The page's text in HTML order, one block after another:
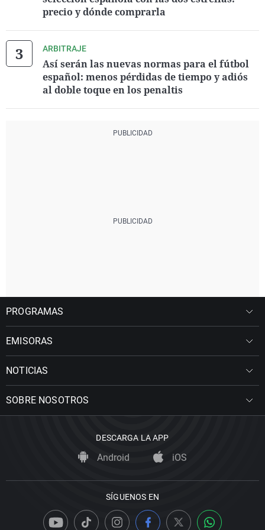
precio y dónde comprarla
ARBITRAJE
Así serán las nuevas normas para el fútbol
español: menos pérdidas de tiempo y adiós
al doble toque en los penaltis
PROGRAMAS
EMISORAS
NOTICIAS
SOBRE NOSOTROS
DESCARGA LA APP
Android iOS
SÍGUENOS EN